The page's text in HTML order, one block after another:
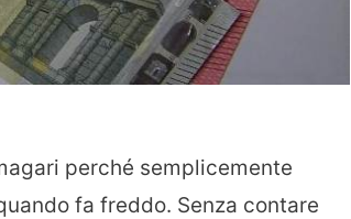
perché semplicemente
fa freddo. Senza contare